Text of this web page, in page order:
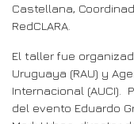
Castellana,
RedCLARA.
El taller fue
Uruguaya (RAU) y
Internacional (AUCI).
del evento Eduardo